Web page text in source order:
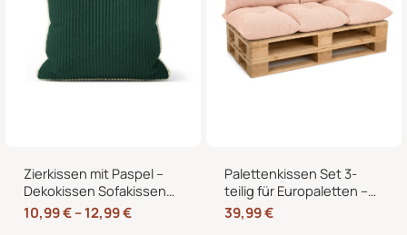
Zierkissen mit Paspel –
Dekokissen Sofakissen
mit Füllung, weicher
Bezug, formstabil,
10,99€–12,99€
Palettenkissen Set 3-
teilig für Europaletten –
Sitzkissen 120×80 cm + 2
Rückenkissen 40×60 cm
39,99€